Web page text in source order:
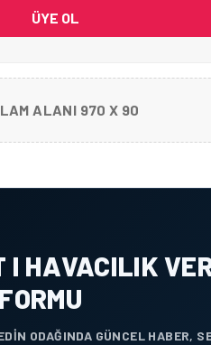
ÜYE OL
ALANI 970 X 90
I HAVACILIK
ODAĞINDA GÜNCEL HABER,